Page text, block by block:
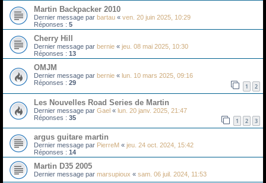
Martin Backpacker 2010
Dernier message par bartau « ven. 20 juin 2025, 10:29
Réponses : 5
Cherry Hill
Dernier message par bernie « jeu. 08 mai 2025, 10:30
Réponses : 13
OMJM
Dernier message par bernie « lun. 10 mars 2025, 09:16
Réponses : 29 1 2
Les Nouvelles Road Series de Martin
Dernier message par Gael « lun. 20 janv. 2025, 21:47
Réponses : 35 1 2 3
argus guitare martin
Dernier message par PierreM « jeu. 24 oct. 2024, 15:42
Réponses : 14
Martin D35 2005
Dernier message par marsupioux « sam. 06 juil. 2024, 11:53